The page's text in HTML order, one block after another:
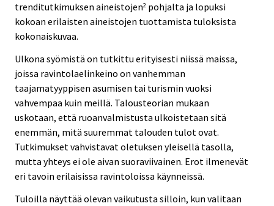
trenditutkimuksen aineistojen2 pohjalta ja lopuksi
kokoan erilaisten aineistojen tuottamista tuloksista
kokonaiskuvaa.
Ulkona syömistä on tutkittu erityisesti niissä maissa,
joissa ravintolaelinkeino on vanhemman
taajamatyyppisen asumisen tai turismin vuoksi
vahvempaa kuin meillä. Talousteorian mukaan
uskotaan, että ruoanvalmistusta ulkoistetaan sitä
enemmän, mitä suuremmat talouden tulot ovat.
Tutkimukset vahvistavat oletuksen yleisellä tasolla,
mutta yhteys ei ole aivan suoraviivainen. Erot ilmenevät
eri tavoin erilaisissa ravintoloissa käynneissä.
Tuloilla näyttää olevan vaikutusta silloin, kun valitaan